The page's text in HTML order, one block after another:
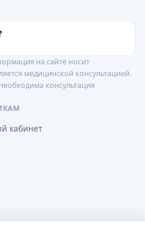
на сайте носит
медицинской консультацией.
консультация
кабинет